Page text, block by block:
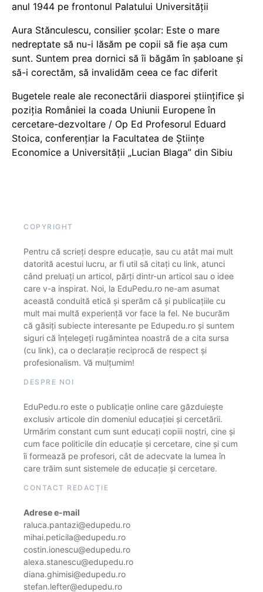
anul 1944 pe frontonul Palatului Universității
Aura Stănculescu, consilier școlar: Este o mare
nedreptate să nu-i lăsăm pe copii să fie așa cum
sunt. Suntem prea dornici să îi băgăm în șabloane și
să-i corectăm, să invalidăm ceea ce fac diferit
Bugetele reale ale reconectării diasporei științifice și
poziția României la coada Uniunii Europene în
cercetare-dezvoltare / Op Ed Profesorul Eduard
Stoica, conferențiar la Facultatea de Științe
Economice a Universității „Lucian Blaga” din Sibiu
COPYRIGHT
Pentru că scrieți despre educație, sau cu atât mai mult
datorită acestui lucru, ar fi util să citați cu link, atunci
când preluați un articol, părți dintr-un articol sau o idee
care v-a inspirat. Noi, la EduPedu.ro ne-am asumat
această conduită etică și sperăm că și publicațiile cu
mult mai multă experiență vor face la fel. Ne bucurăm
că găsiți subiecte interesante pe Edupedu.ro și suntem
siguri că înțelegeți rugămintea noastră de a cita sursa
(cu link), ca o declarație reciprocă de respect și
profesionalism. Vă mulțumim!
DESPRE NOI
EduPedu.ro este o publicație online care găzduiește
exclusiv articole din domeniul educației și cercetării.
Urmărim constant cum sunt educați copiii noștri, cine și
cum face politicile din educație și cercetare, cine și cum
îi formează pe profesori, cât de adecvate la lumea în
care trăim sunt sistemele de educație și cercetare.
CONTACT REDACȚIE
Adrese e-mail
raluca.pantazi@edupedu.ro
mihai.peticila@edupedu.ro
costin.ionescu@edupedu.ro
alexa.stanescu@edupedu.ro
diana.ghimisi@edupedu.ro
stefan.lefter@edupedu.ro